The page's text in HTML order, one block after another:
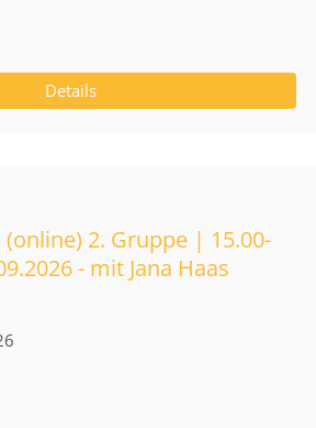
Details
2. Gruppe | 15.00-
- mit Jana Haas